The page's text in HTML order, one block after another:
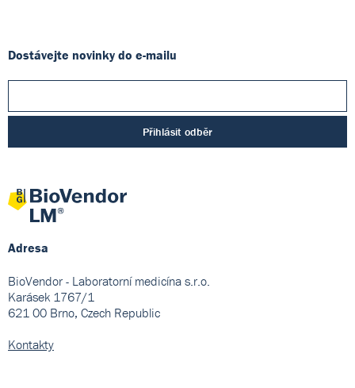
Dostávejte novinky do e-mailu
Přihlásit odběr
Adresa
BioVendor - Laboratorní medicína s.r.o.
Karásek 1767/1
621 00 Brno, Czech Republic
Kontakty